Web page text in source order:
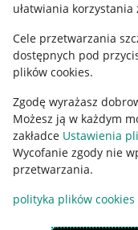
ułatwiania korzystania
Cele przetwarzania
dostępnych pod
plików cookies.
Zgodę wyrażasz
Możesz ją w każdym
zakładce Ustawienia
Wycofanie zgody nie
przetwarzania.
polityka plików cookies
Ustawienia plików
Udostępnianie
Informacje dla Aktu o
Pobierz aplikację